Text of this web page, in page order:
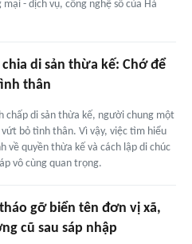
- dịch vụ, công nghệ số của Hà
chia di sản thừa kế: Chớ để
thân
chấp di sản thừa kế, người chung một
vứt bỏ tình thân. Vì vậy, việc tìm hiểu
về quyền thừa kế và cách lập di chúc
vô cùng quan trọng.
gỡ biển tên đơn vị xã,
cũ sau sáp nhập